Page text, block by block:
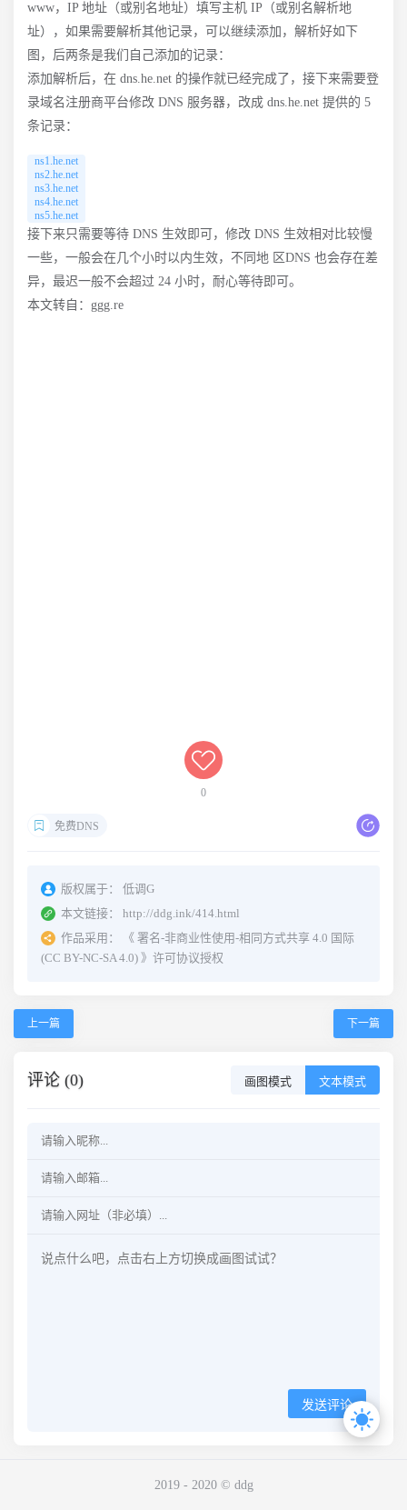
www，IP 地址（或别名地址）填写主机 IP（或别名解析地
址），如果需要解析其他记录，可以继续添加，解析好如下
图，后两条是我们自己添加的记录：
添加解析后，在 dns.he.net 的操作就已经完成了，接下来需要登
录域名注册商平台修改 DNS 服务器，改成 dns.he.net 提供的 5
条记录：
ns1.he.net
ns2.he.net
ns3.he.net
ns4.he.net
接下来只需要等待 DNS 生效即可，修改 DNS 生效相对比较慢
一些，一般会在几个小时以内生效，不同地 区DNS 也会存在差
异，最迟一般不会超过 24 小时，耐心等待即可。
本文转自：ggg.re
0
免费DNS
版权属于：
低调G
本文链接：
http://ddg.ink/414.html
作品采用：
《 署名-非商业性使用-相同方式共享 4.0 国际
(CC BY-NC-SA 4.0) 》许可协议授权
上一篇 下一篇
评论 (0) 画图模式 文本模式
发送评论
2019 - 2020 © ddg